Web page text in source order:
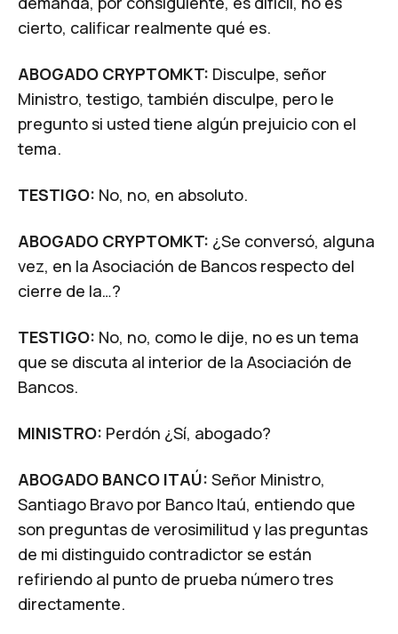
cierto, calificar realmente qué es.
ABOGADO CRYPTOMKT: Disculpe, señor
Ministro, testigo, también disculpe, pero le
pregunto si usted tiene algún prejuicio con el
tema.
TESTIGO: No, no, en absoluto.
ABOGADO CRYPTOMKT: ¿Se conversó, alguna
vez, en la Asociación de Bancos respecto del
cierre de la…?
TESTIGO: No, no, como le dije, no es un tema
que se discuta al interior de la Asociación de
Bancos.
MINISTRO: Perdón ¿Sí, abogado?
ABOGADO BANCO ITAÚ: Señor Ministro,
Santiago Bravo por Banco Itaú, entiendo que
son preguntas de verosimilitud y las preguntas
de mi distinguido contradictor se están
refiriendo al punto de prueba número tres
directamente.